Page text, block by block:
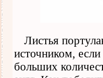
Листья
источником,
больших